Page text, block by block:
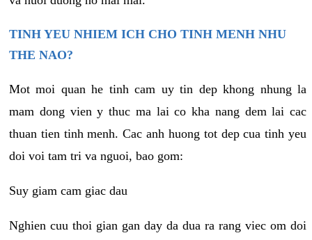
TINH YEU NHIEM ICH CHO TINH MENH NHU
THE NAO?
Mot moi quan he tinh cam uy tin dep khong nhung la
mam dong vien y thuc ma lai co kha nang dem lai cac
thuan tien tinh menh. Cac anh huong tot dep cua tinh yeu
doi voi tam tri va nguoi, bao gom:
Suy giam cam giac dau
Nghien cuu thoi gian gan day da dua ra rang viec om doi